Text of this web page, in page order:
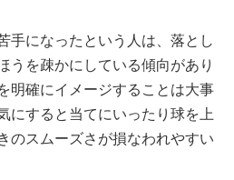
手になったという人は、落とし
うを疎かにしている傾向があり
明確にイメージすることは大事
にすると当てにいったり球を上
のスムーズさが損なわれやすい